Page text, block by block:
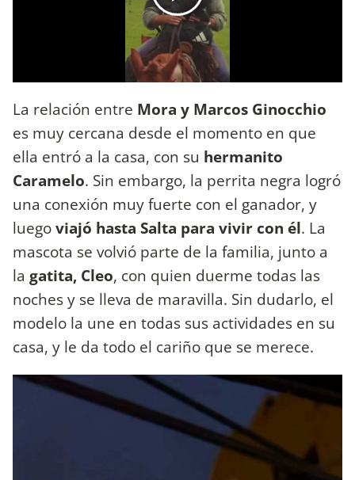
La relación entre Mora y Marcos Ginocchio
es muy cercana desde el momento en que
ella entró a la casa, con su hermanito
Caramelo. Sin embargo, la perrita negra logró
una conexión muy fuerte con el ganador, y
luegoviajó hasta Salta para vivir con él. La
mascota se volvió parte de la familia, junto a
la gatita, Cleo, con quien duerme todas las
noches y se lleva de maravilla. Sin dudarlo, el
modelo la une en todas sus actividades en su
casa, y le da todo el cariño que se merece.